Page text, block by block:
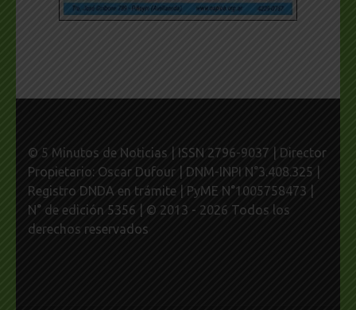
© 5 Minutos de Noticias | ISSN 2796-9037 | Director
Propietario: Oscar Dufour | DNM-INPI N°3.408.325 |
Registro DNDA en trámite | PyME N°1005758473 |
N° de edición 5356 | © 2013 - 2026 Todos los
derechos reservados